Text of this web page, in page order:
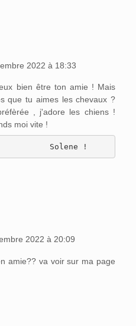
2022 à 18:33
bien être ton amie ! Mais
que tu aimes les chevaux ?
, j'adore les chiens !
moi vite !
2022 à 20:09
amie?? va voir sur ma page